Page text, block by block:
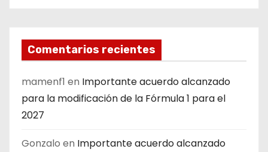
Comentarios recientes
mamenf1 en Importante acuerdo alcanzado
para la modificación de la Fórmula 1 para el
2027
Gonzalo en Importante acuerdo alcanzado